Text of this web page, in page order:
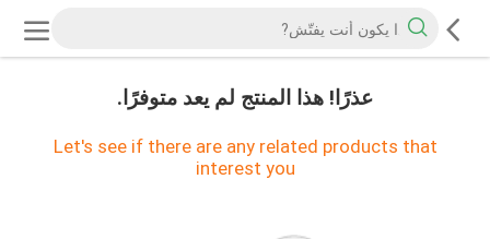
عذرًا! هذا المنتج لم يعد متوفرًا.
Let's see if there are any related products that
interest you